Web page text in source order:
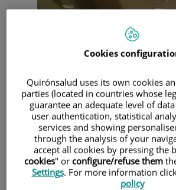
Cookies
Quirónsalud uses its own cookies
parties (located in countries whose
guarantee an adequate level of
user authentication, statistical
services and showing
through the analysis of your
accept all cookies by pressing the
cookies" or configure/refuse them
Settings. For more information
policy